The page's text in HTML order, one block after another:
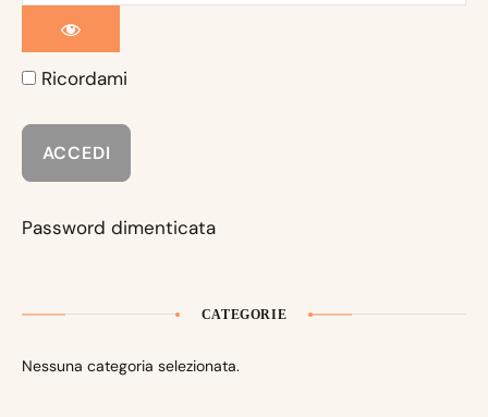
Ricordami
Password dimenticata
CATEGORIE
Nessuna categoria selezionata.